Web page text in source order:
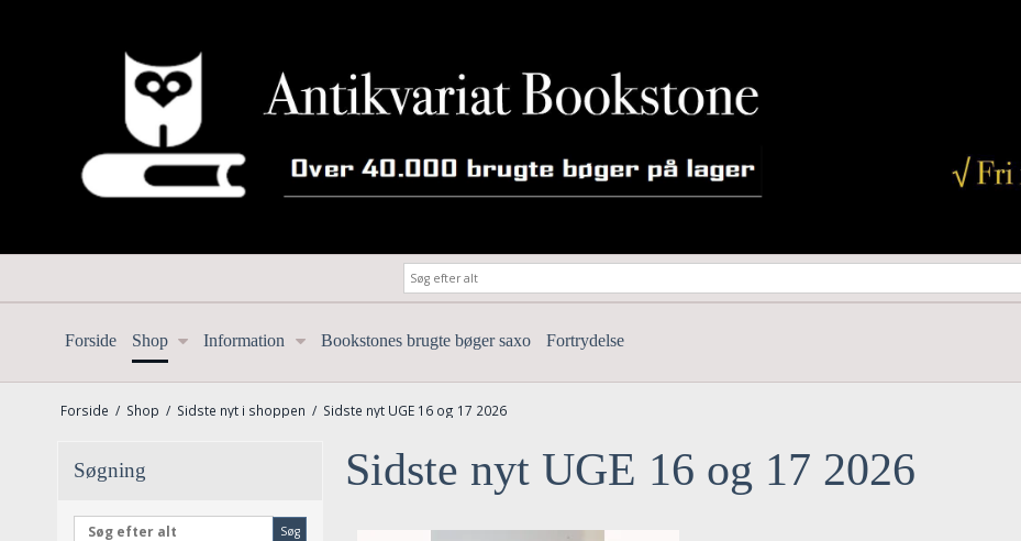
Forside Shop Information Bookstones brugte bøger saxo Fortrydelse
Forside / Shop / Sidste nyt i shoppen / Sidste nyt UGE 16 og 17 2026
Søgning
Søg
Sidste nyt UGE 16 og 17 2026